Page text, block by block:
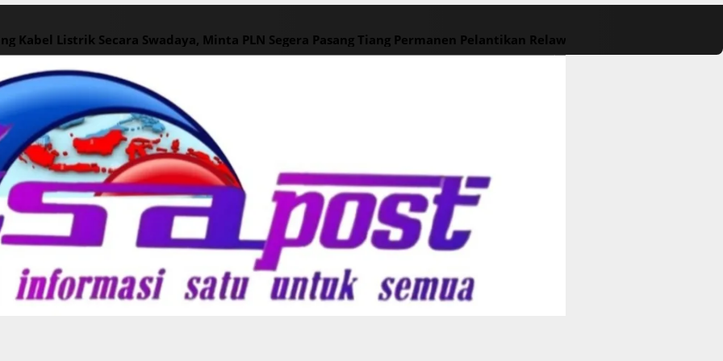
Kabel Listrik Secara Swadaya, Minta PLN Segera Pasang Tiang Permanen Pelantikan Relawan M. Rasyid Rajasa dan